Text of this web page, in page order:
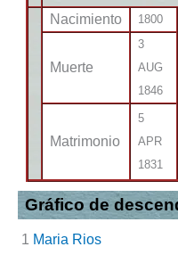
Nacimiento
1800
Muerte
3
AUG
1846
Matrimonio
5
APR
1831
Gráfico de
1 Maria Rios